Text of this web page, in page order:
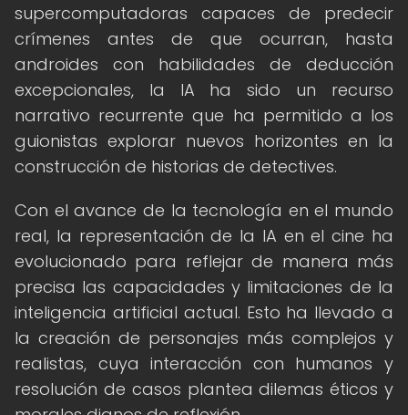
supercomputadoras capaces de predecir
crímenes antes de que ocurran, hasta
androides con habilidades de deducción
excepcionales, la IA ha sido un recurso
narrativo recurrente que ha permitido a los
guionistas explorar nuevos horizontes en la
construcción de historias de detectives.
Con el avance de la tecnología en el mundo
real, la representación de la IA en el cine ha
evolucionado para reflejar de manera más
precisa las capacidades y limitaciones de la
inteligencia artificial actual. Esto ha llevado a
la creación de personajes más complejos y
realistas, cuya interacción con humanos y
resolución de casos plantea dilemas éticos y